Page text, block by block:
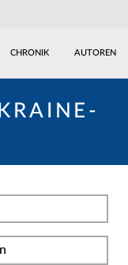
CHRONIK AUTOREN